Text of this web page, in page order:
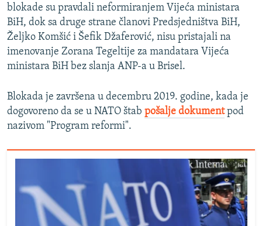
blokade su pravdali neformiranjem Vijeća ministara
BiH, dok sa druge strane članovi Predsjedništva BiH,
Željko Komšić i Šefik Džaferović, nisu pristajali na
imenovanje Zorana Tegeltije za mandatara Vijeća
ministara BiH bez slanja ANP-a u Brisel.
Blokada je završena u decembru 2019. godine, kada je
dogovoreno da se u NATO štab pošalje dokumentpod
nazivom "Program reformi".